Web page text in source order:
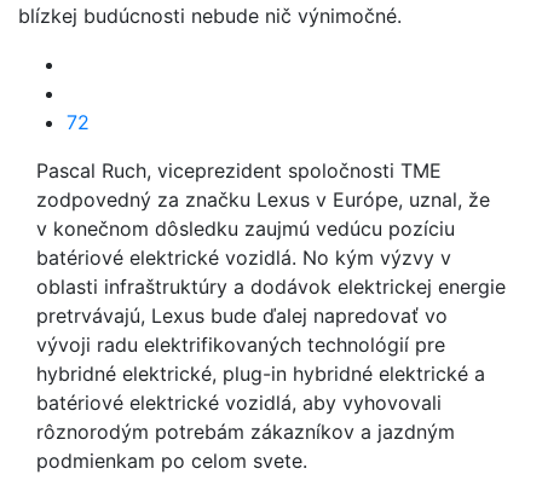
blízkej budúcnosti nebude nič výnimočné.
72
Pascal Ruch, viceprezident spoločnosti TME
zodpovedný za značku Lexus v Európe, uznal, že
v konečnom dôsledku zaujmú vedúcu pozíciu
batériové elektrické vozidlá. No kým výzvy v
oblasti infraštruktúry a dodávok elektrickej energie
pretrvávajú, Lexus bude ďalej napredovať vo
vývoji radu elektrifikovaných technológií pre
hybridné elektrické, plug-in hybridné elektrické a
batériové elektrické vozidlá, aby vyhovovali
rôznorodým potrebám zákazníkov a jazdným
podmienkam po celom svete.